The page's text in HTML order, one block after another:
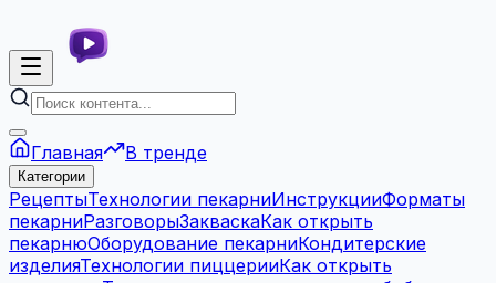
Главная В тренде
Категории
РецептыТехнологии пекарниИнструкцииФорматы
пекарниРазговорыЗакваскаКак открыть
пекарнюОборудование пекарниКондитерские
изделияТехнологии пиццерииКак открыть